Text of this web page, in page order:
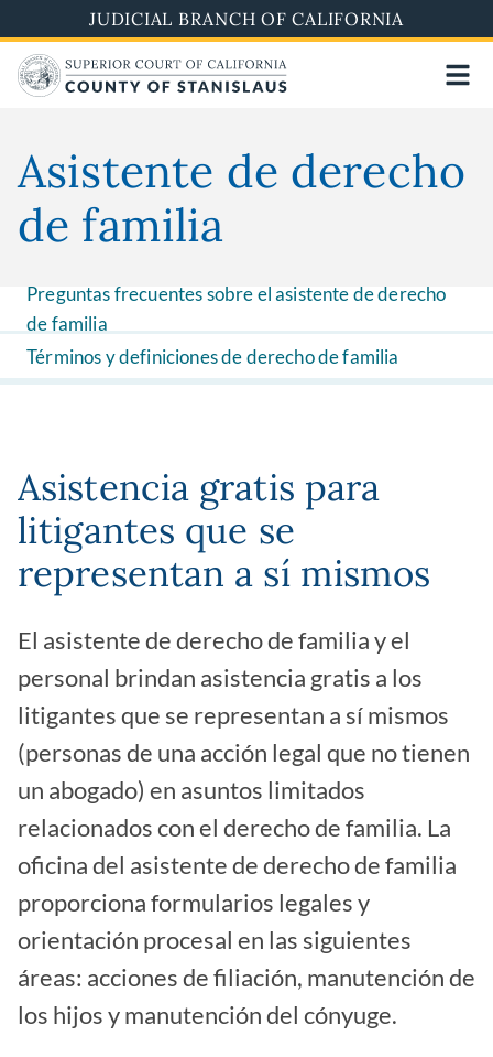
to
main
content
JUDICIAL BRANCH OF CALIFORNIA
Asistente de derecho
de familia
Preguntas frecuentes sobre el asistente de derecho
de familia
Términos y definiciones de derecho de familia
Asistencia gratis para
litigantes que se
representan a sí mismos
El asistente de derecho de familia y el
personal brindan asistencia gratis a los
litigantes que se representan a sí mismos
(personas de una acción legal que no tienen
un abogado) en asuntos limitados
relacionados con el derecho de familia. La
oficina del asistente de derecho de familia
proporciona formularios legales y
orientación procesal en las siguientes
áreas: acciones de filiación, manutención de
los hijos y manutención del cónyuge.